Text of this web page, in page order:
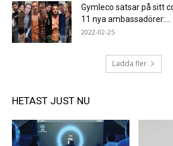
Gymleco satsar på sitt
11 nya ambassadörer:...
2022-02-25
Ladda fler
HETAST JUST NU